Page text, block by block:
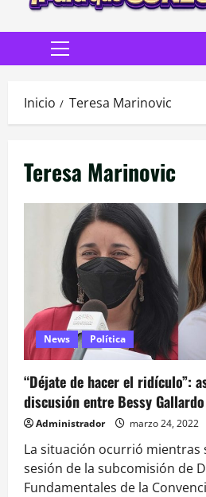
Menú
Inicio Teresa Marinovic
Teresa Marinovic
News Política
“Déjate de hacer el ridículo”:
discusión entre Bessy
Administrador marzo 24, 2022
La situación ocurrió mientras
sesión de la subcomisión de
Fundamentales de la